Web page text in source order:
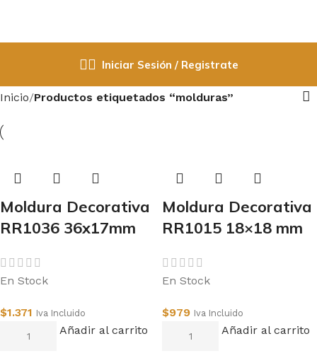
Iniciar Sesión / Registrate
Inicio Productos etiquetados “molduras”
Moldura Decorativa
RR1036 36x17mm
En Stock
$1.371 Iva Incluido
Añadir al carrito
Moldura Decorativa
RR1015 18×18 mm
En Stock
$979 Iva Incluido
Añadir al carrito